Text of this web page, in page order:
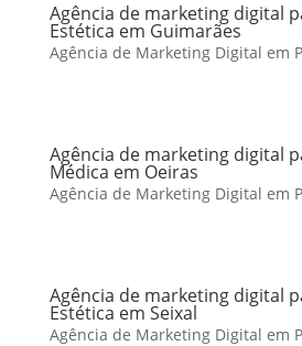
Agência de marketing digital
Estética em Guimarães
Agência de Marketing Digital em
Agência de marketing digital
Médica em Oeiras
Agência de Marketing Digital em
Agência de marketing digital
Estética em Seixal
Agência de Marketing Digital em